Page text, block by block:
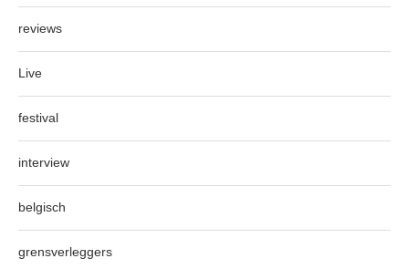
reviews
Live
festival
interview
belgisch
grensverleggers